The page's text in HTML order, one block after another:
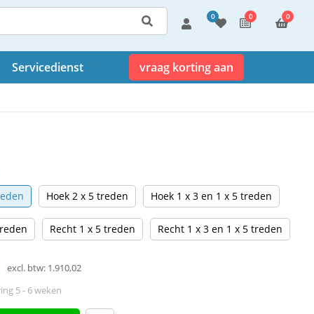
0 0 0
Servicedienst vraag korting aan
Hoek 2 x 5 treden Hoek 1 x 3 en 1 x 5 treden
Recht 1 x 5 treden Recht 1 x 3 en 1 x 5 treden
excl. btw: 1.910,02
5 - 6 weken